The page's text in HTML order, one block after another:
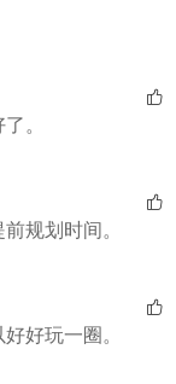
。
规划时间。
好玩一圈。